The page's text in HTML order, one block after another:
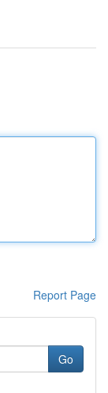
Report Page
Go